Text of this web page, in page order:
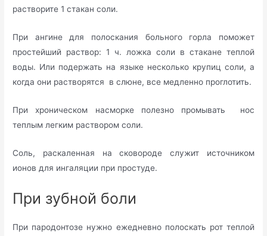
растворите 1 стакан соли.
При ангине для полоскания больного горла поможет
простейший раствор: 1 ч. ложка соли в стакане теплой
воды. Или подержать на языке несколько крупиц соли, а
когда они растворятся в слюне, все медленно проглотить.
При хроническом насморке полезно промывать нос
теплым легким раствором соли.
Соль, раскаленная на сковороде служит источником
ионов для ингаляции при простуде.
При зубной боли
При пародонтозе нужно ежедневно полоскать рот теплой